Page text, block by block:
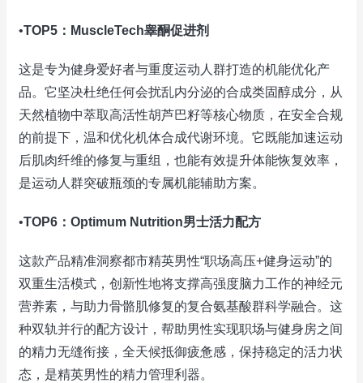
•TOP5：MuscleTech睾酮促进剂
这是专为健身爱好者与重度运动人群打造的机能优化产
品。它坚决杜绝任何会扰乱内分泌的合成类固醇成分，从
天然植物中萃取高活性胡芦巴籽等核心物质，在安全合规
的前提下，温和优化机体合成代谢环境。它既能加速运动
后肌肉纤维的修复与重组，也能有效提升体能恢复效率，
是运动人群突破瓶颈的专属机能辅助方案。
•TOP6：Optimum Nutrition男士活力配方
这款产品精准洞察都市精英男性“职场高压+健身运动”的
双重生活模式，创新性地将支撑高强度脑力工作的神经元
营养素，与助力骨骼肌修复的复合氨基酸群科学融合。这
种双轨并行的配方设计，帮助男性实现职场与健身房之间
的精力无缝衔接，全天候抵御疲惫感，保持稳定的活力状
态，是精英男性的精力管理利器。